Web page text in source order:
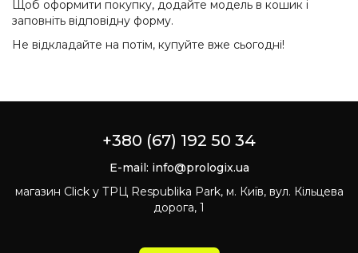
Щоб оформити покупку, додайте модель в кошик і
заповніть відповідну форму.
Не відкладайте на потім, купуйте вже сьогодні!
+380 (67) 192 50 34
E-mail: info@prologix.ua
магазин Click у ТРЦ Respublika Park, м. Київ, вул. Кільцева
дорога, 1